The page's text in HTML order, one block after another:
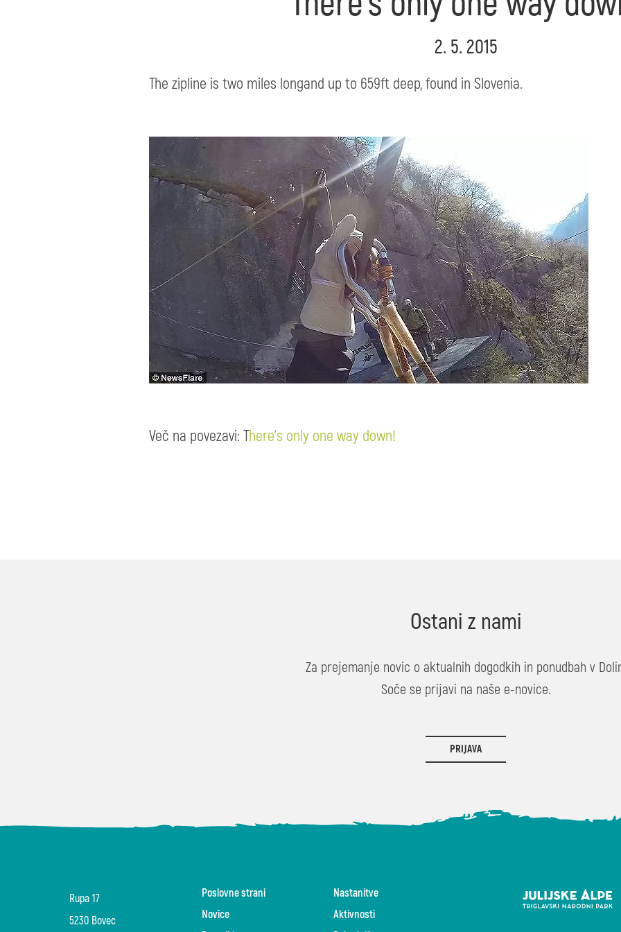
2. 5. 2015
The zipline is two miles longand up to 659ft deep, found in Slovenia.
Več na povezavi: There’s only one way down!
Ostani z nami
Za prejemanje novic o aktualnih dogodkih in ponudbah v
Soče se prijavi na naše e-novice.
PRIJAVA
Rupa 17
5230 Bovec
Poslovne strani
Novice
Nastanitve
Aktivnosti